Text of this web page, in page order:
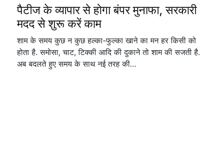
पैटीज के व्यापार से होगा बंपर मुनाफा, सरकारी
मदद से शुरू करें काम
शाम के समय कुछ न कुछ हल्का-फुल्का खाने का मन हर किसी को
होता है. समोसा, चाट, टिक्की आदि की दुकाने तो शाम की सजती है.
अब बदलते हुए समय के साथ नई तरह की…